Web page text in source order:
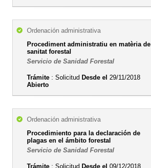
Ordenación administrativa
Procediment administratiu en matèria de
sanitat forestal
Servicio de Sanidad Forestal
Trámite : Solicitud Desde el 29/11/2018
Abierto
Ordenación administrativa
Procedimiento para la declaración de
plagas en el ámbito forestal
Servicio de Sanidad Forestal
Trámite : Solicitud Desde el 09/12/2018